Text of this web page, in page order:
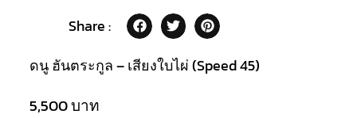
Share :
ดนู ฮันตระกูล – เสียงใบไผ่ (Speed 45)
5,500บาท